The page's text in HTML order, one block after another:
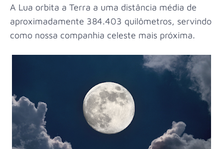
A Lua orbita a Terra a uma distância média de
aproximadamente 384.403 quilômetros, servindo
como nossa companhia celeste mais próxima.